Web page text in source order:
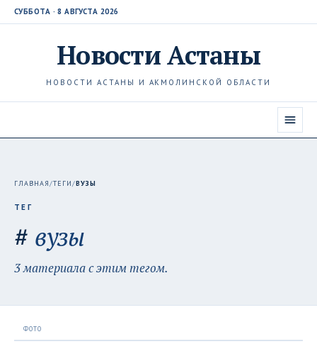
СУББОТА · 8 АВГУСТА 2026
НовостиАстаны
НОВОСТИ АСТАНЫ И АКМОЛИНСКОЙ ОБЛАСТИ
ГЛАВНАЯ/ТЕГИ/ВУЗЫ
ТЕГ
# вузы
3 материала с этим тегом.